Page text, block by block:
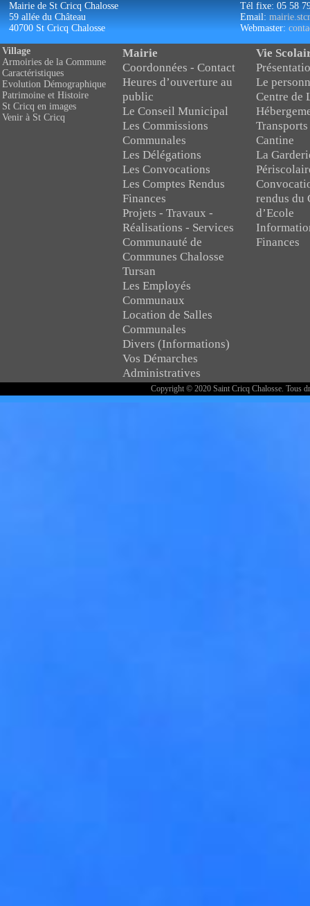
Mairie de St Cricq Chalosse
59 allée du Château
40700 St Cricq Chalosse
Tél fixe: 05 58
Email:
Webmaster:
Village
Armoiries de la Commune
Caractéristiques
Evolution Démographique
Patrimoine et Histoire
St Cricq en images
Venir à St Cricq
Mairie
Coordonnées - Contact
Heures d’ouverture au
public
Le Conseil Municipal
Les Commissions
Communales
Les Délégations
Les Convocations
Les Comptes Rendus
Finances
Projets - Travaux -
Réalisations - Services
Communauté de
Communes Chalosse
Tursan
Les Employés
Communaux
Location de Salles
Communales
Divers (Informations)
Vos Démarches
Administratives
Vie
Le
Centre de
Cantine
La
rendus du
d’Ecole
Finances
Copyright © 2020 Saint Cricq Chalosse. Tous